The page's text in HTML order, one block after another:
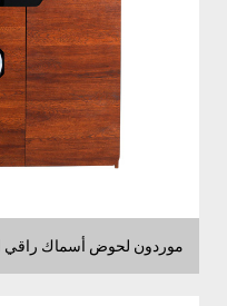
موردون لحوض أسماك راقي